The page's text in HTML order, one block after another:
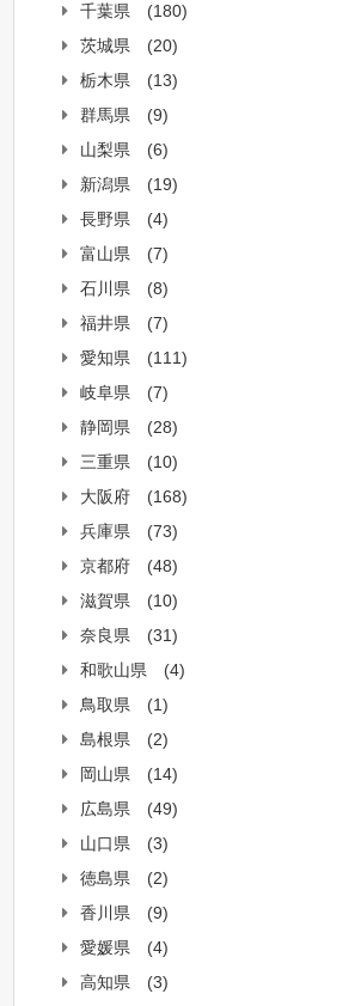
千葉県
(180)
茨城県
(20)
栃木県
(13)
群馬県
(9)
山梨県
(6)
新潟県
(19)
長野県
(4)
富山県
(7)
石川県
(8)
福井県
(7)
愛知県
(111)
岐阜県
(7)
静岡県
(28)
三重県
(10)
大阪府
(168)
兵庫県
(73)
京都府
(48)
滋賀県
(10)
奈良県
(31)
和歌山県
(4)
鳥取県
(1)
島根県
(2)
岡山県
(14)
広島県
(49)
山口県
(3)
徳島県
(2)
香川県
(9)
愛媛県
(4)
高知県
(3)